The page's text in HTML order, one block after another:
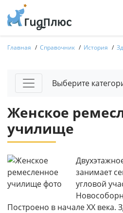
Главная Справочник История
Выберите
Женское
училище
занимает
угловой
Построено в начале ХХ века.